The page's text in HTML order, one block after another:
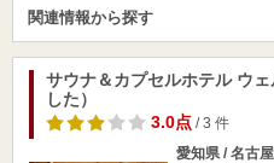
関連情報から探す
サウナ＆カプセルホテル ウ
した）
3.0点/ 3 件
愛知県 / 名古